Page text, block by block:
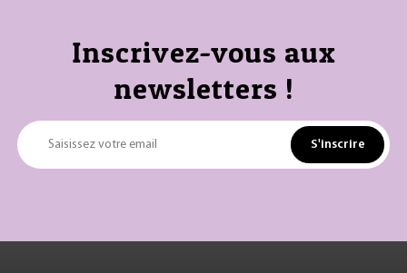
Inscrivez-vous aux
newsletters !
Saisissez votre email S'inscrire